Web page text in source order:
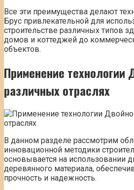
Все эти преимущества делают
Брус привлекательной для
строительстве различных типов
домов и коттеджей до
объектов.
Применение технологии
различных отраслях
В данном разделе рассмотрим
инновационной методики
основывается на использовании
деревянного материала,
прочность и надежность.